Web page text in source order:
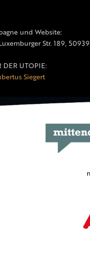
und Website:
Str. 189,
UTOPIE:
Siegert